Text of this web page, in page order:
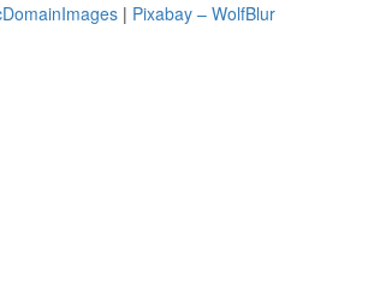
| Pixabay – WolfBlur